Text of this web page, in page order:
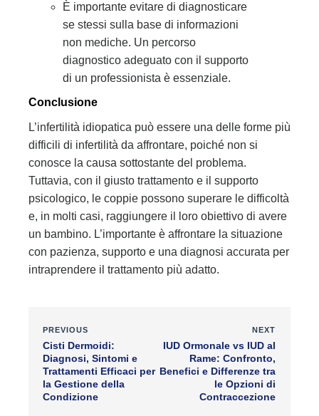
È importante evitare di diagnosticare
se stessi sulla base di informazioni
non mediche. Un percorso
diagnostico adeguato con il supporto
di un professionista è essenziale.
Conclusione
L’infertilità idiopatica può essere una delle forme più
difficili di infertilità da affrontare, poiché non si
conosce la causa sottostante del problema.
Tuttavia, con il giusto trattamento e il supporto
psicologico, le coppie possono superare le difficoltà
e, in molti casi, raggiungere il loro obiettivo di avere
un bambino. L’importante è affrontare la situazione
con pazienza, supporto e una diagnosi accurata per
intraprendere il trattamento più adatto.
PREVIOUS
Cisti Dermoidi:
Diagnosi, Sintomi e
Trattamenti Efficaci per
la Gestione della
Condizione
NEXT
IUD Ormonale vs IUD al
Rame: Confronto,
Benefici e Differenze tra
le Opzioni di
Contraccezione